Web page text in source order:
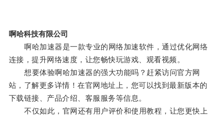
啊哈科技有限公司
啊哈加速器是一款专业的网络加速软件，通过优化网络
连接，提升网络速度，让您畅快玩游戏、观看视频。
想要体验啊哈加速器的强大功能吗？赶紧访问官方网
站，了解更多详情！在官网地址上，您可以找到最新版本的
下载链接、产品介绍、客服服务等信息。
不仅如此，官网还有用户评价和使用教程，让您更快上